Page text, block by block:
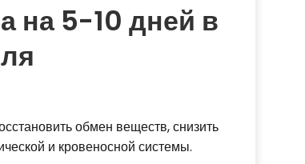
на 5-10 дней в
обмен веществ, снизить
и кровеносной системы.